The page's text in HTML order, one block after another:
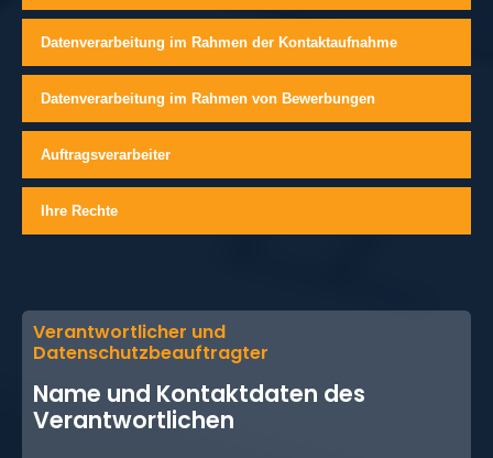
Datenverarbeitung im Rahmen der Kontaktaufnahme
Datenverarbeitung im Rahmen von Bewerbungen
Auftragsverarbeiter
Ihre Rechte
Verantwortlicher und
Datenschutzbeauftragter
Name und Kontaktdaten des
Verantwortlichen